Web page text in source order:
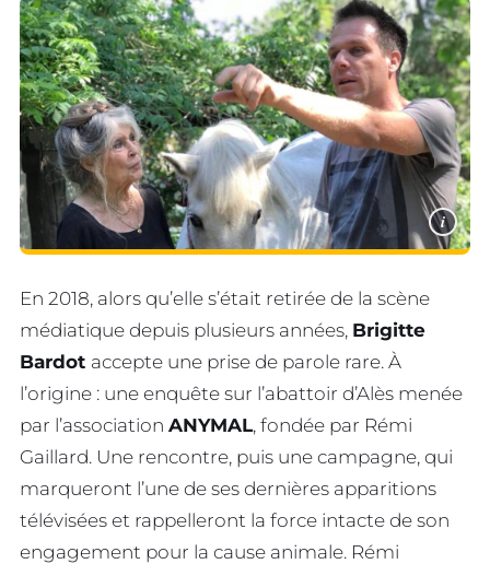
i
En 2018, alors qu’elle s’était retirée de la scène
médiatique depuis plusieurs années, Brigitte
Bardot accepte une prise de parole rare. À
l’origine : une enquête sur l’abattoir d’Alès menée
par l’association ANYMAL, fondée par Rémi
Gaillard. Une rencontre, puis une campagne, qui
marqueront l’une de ses dernières apparitions
télévisées et rappelleront la force intacte de son
engagement pour la cause animale. Rémi